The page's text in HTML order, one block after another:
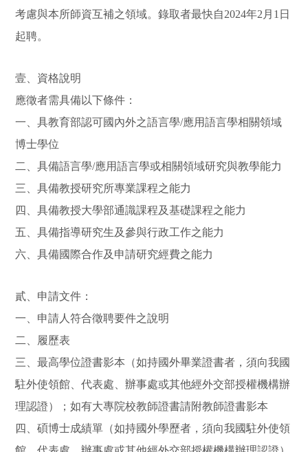
考慮與本所師資互補之領域。錄取者最快自2024年2 月 1 日
起聘。
壹、資格說明
應徵者需具備以下條件：
一、具教育部認可國內外之語言學/應用語言學相關領域
博士學位
二、具備語言學/應用語言學或相關領域研究與教學能力
三、具備教授研究所專業課程之能力
四、具備教授大學部通識課程及基礎課程之能力
五、具備指導研究生及參與行政工作之能力
六、具備國際合作及申請研究經費之能力
貳、申請文件：
一、申請人符合徵聘要件之說明
二、履歷表
三、最高學位證書影本（如持國外畢業證書者，須向我國
駐外使領館、代表處、辦事處或其他經外交部授權機構辦
理認證）
；如有大專院校教師證書請附教師證書影本
四、碩博士成績單（如持國外學歷者，須向我國駐外使領